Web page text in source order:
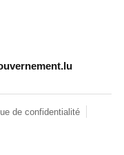
de confidentialité